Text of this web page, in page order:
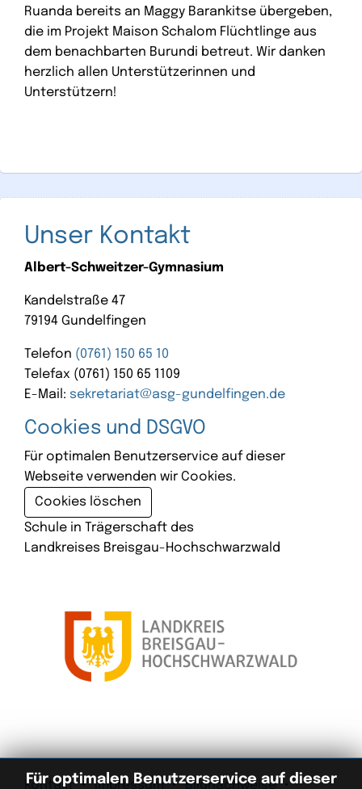
Ruanda bereits an Maggy Barankitse übergeben,
die im Projekt Maison Schalom Flüchtlinge aus
dem benachbarten Burundi betreut. Wir danken
herzlich allen Unterstützerinnen und
Unterstützern!
Unser Kontakt
Albert-Schweitzer-Gymnasium
Kandelstraße 47
79194 Gundelfingen
Telefon (0761) 150 65 10
Telefax (0761) 150 65 1109
E-Mail: sekretariat@asg-gundelfingen.de
Cookies und DSGVO
Für optimalen Benutzerservice auf dieser
Webseite verwenden wir Cookies.
Cookies löschen
Für optimalen Benutzerservice auf dieser
Schule in Trägerschaft des
Landkreises Breisgau-Hochschwarzwald
Kontakt Impressum Bildnachweise